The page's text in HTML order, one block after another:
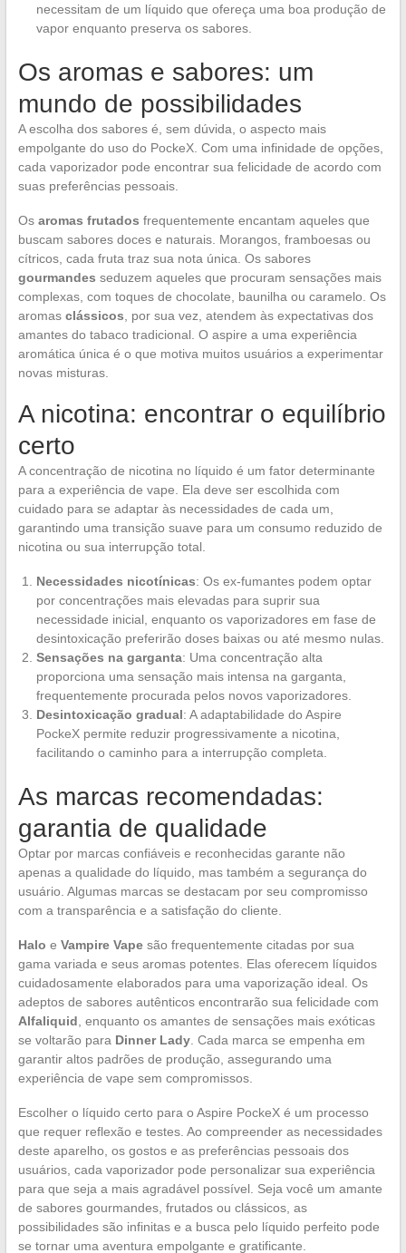
necessitam de um líquido que ofereça uma boa produção de
vapor enquanto preserva os sabores.
Os aromas e sabores: um
mundo de possibilidades
A escolha dos sabores é, sem dúvida, o aspecto mais
empolgante do uso do PockeX. Com uma infinidade de opções,
cada vaporizador pode encontrar sua felicidade de acordo com
suas preferências pessoais.
Os aromas frutados frequentemente encantam aqueles que
buscam sabores doces e naturais. Morangos, framboesas ou
cítricos, cada fruta traz sua nota única. Os sabores
gourmandes seduzem aqueles que procuram sensações mais
complexas, com toques de chocolate, baunilha ou caramelo. Os
aromas clássicos , por sua vez, atendem às expectativas dos
amantes do tabaco tradicional. O aspire a uma experiência
aromática única é o que motiva muitos usuários a experimentar
novas misturas.
A nicotina: encontrar o equilíbrio
certo
A concentração de nicotina no líquido é um fator determinante
para a experiência de vape. Ela deve ser escolhida com
cuidado para se adaptar às necessidades de cada um,
garantindo uma transição suave para um consumo reduzido de
nicotina ou sua interrupção total.
Necessidades nicotínicas: Os ex-fumantes podem optar
por concentrações mais elevadas para suprir sua
necessidade inicial, enquanto os vaporizadores em fase de
desintoxicação preferirão doses baixas ou até mesmo nulas.
Sensações na garganta: Uma concentração alta
proporciona uma sensação mais intensa na garganta,
frequentemente procurada pelos novos vaporizadores.
Desintoxicação gradual: A adaptabilidade do Aspire
PockeX permite reduzir progressivamente a nicotina,
facilitando o caminho para a interrupção completa.
As marcas recomendadas:
garantia de qualidade
Optar por marcas confiáveis e reconhecidas garante não
apenas a qualidade do líquido, mas também a segurança do
usuário. Algumas marcas se destacam por seu compromisso
com a transparência e a satisfação do cliente.
Halo e Vampire Vapesão frequentemente citadas por sua
gama variada e seus aromas potentes. Elas oferecem líquidos
cuidadosamente elaborados para uma vaporização ideal. Os
adeptos de sabores autênticos encontrarão sua felicidade com
Alfaliquid , enquanto os amantes de sensações mais exóticas
se voltarão para Dinner Lady. Cada marca se empenha em
garantir altos padrões de produção, assegurando uma
experiência de vape sem compromissos.
Escolher o líquido certo para o Aspire PockeX é um processo
que requer reflexão e testes. Ao compreender as necessidades
deste aparelho, os gostos e as preferências pessoais dos
usuários, cada vaporizador pode personalizar sua experiência
para que seja a mais agradável possível. Seja você um amante
de sabores gourmandes, frutados ou clássicos, as
possibilidades são infinitas e a busca pelo líquido perfeito pode
se tornar uma aventura empolgante e gratificante.